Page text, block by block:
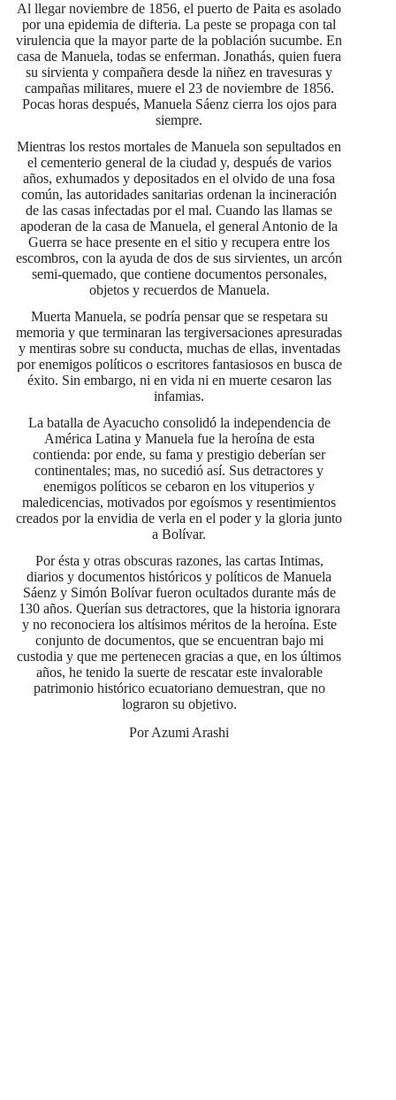
Al llegar noviembre de 1856, el puerto de Paita es asolado
por una epidemia de difteria. La peste se propaga con tal
virulencia que la mayor parte de la población sucumbe. En
casa de Manuela, todas se enferman. Jonathás, quien fuera
su sirvienta y compañera desde la niñez en travesuras y
campañas militares, muere el 23 de noviembre de 1856.
Pocas horas después, Manuela Sáenz cierra los ojos para
siempre.
Mientras los restos mortales de Manuela son sepultados en
el cementerio general de la ciudad y, después de varios
años, exhumados y depositados en el olvido de una fosa
común, las autoridades sanitarias ordenan la incineración
de las casas infectadas por el mal. Cuando las llamas se
apoderan de la casa de Manuela, el general Antonio de la
Guerra se hace presente en el sitio y recupera entre los
escombros, con la ayuda de dos de sus sirvientes, un arcón
semi-quemado, que contiene documentos personales,
objetos y recuerdos de Manuela.
Muerta Manuela, se podría pensar que se respetara su
memoria y que terminaran las tergiversaciones apresuradas
y mentiras sobre su conducta, muchas de ellas, inventadas
por enemigos políticos o escritores fantasiosos en busca de
éxito. Sin embargo, ni en vida ni en muerte cesaron las
infamias.
La batalla de Ayacucho consolidó la independencia de
América Latina y Manuela fue la heroína de esta
contienda: por ende, su fama y prestigio deberían ser
continentales; mas, no sucedió así. Sus detractores y
enemigos políticos se cebaron en los vituperios y
maledicencias, motivados por egoísmos y resentimientos
creados por la envidia de verla en el poder y la gloria junto
a Bolívar.
Por ésta y otras obscuras razones, las cartas Intimas,
diarios y documentos históricos y políticos de Manuela
Sáenz y Simón Bolívar fueron ocultados durante más de
130 años. Querían sus detractores, que la historia ignorara
y no reconociera los altísimos méritos de la heroína. Este
conjunto de documentos, que se encuentran bajo mi
custodia y que me pertenecen gracias a que, en los últimos
años, he tenido la suerte de rescatar este invalorable
patrimonio histórico ecuatoriano demuestran, que no
lograron su objetivo.
Por Azumi Arashi